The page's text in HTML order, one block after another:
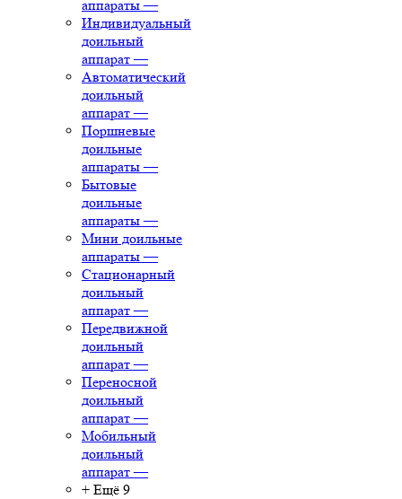
аппараты —
Индивидуальный
доильный
аппарат —
Автоматический
доильный
аппарат —
Поршневые
доильные
аппараты —
Бытовые
доильные
аппараты —
Мини доильные
аппараты —
Стационарный
доильный
аппарат —
Передвижной
доильный
аппарат —
Переносной
доильный
аппарат —
Мобильный
доильный
аппарат —
+ Ещё 9